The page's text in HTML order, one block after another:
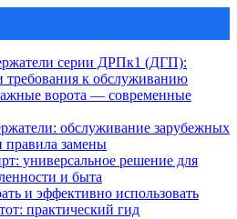
серии ДРПк1 (ДГП):
к обслуживанию
ворота — современные
обслуживание зарубежных
правила замены
универсальное решение для
и быта
и эффективно использовать
практический гид